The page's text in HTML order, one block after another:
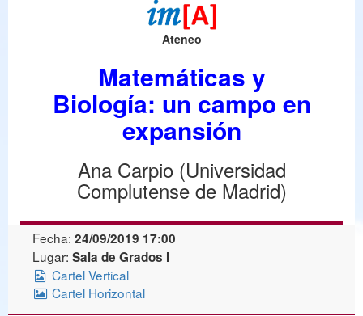
Ateneo
Matemáticas y
Biología: un campo en
expansión
Ana Carpio (Universidad
Complutense de Madrid)
Fecha: 24/09/2019 17:00
Lugar: Sala de Grados I
Cartel Vertical
Cartel Horizontal